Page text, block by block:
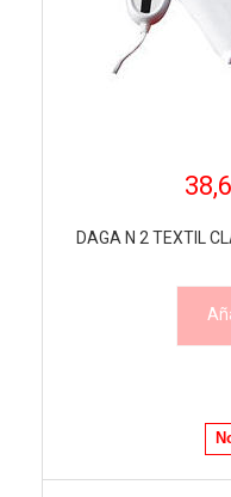
DAGA N 2 TEXTIL